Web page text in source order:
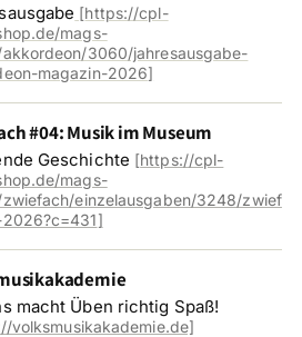
[https://cpl-
mags-
3060/jahresausgabe-
magazin-2026]
#04: Musik im Museum
Geschichte [https://cpl-
mags-
einzelausgaben/3248/zwief
]
macht Üben richtig Spaß!
volksmusikakademie.de]